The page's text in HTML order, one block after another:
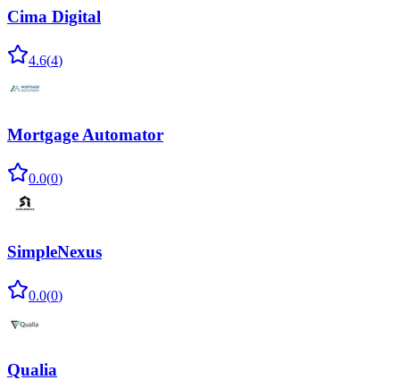
Cima Digital
4.6(4)
Mortgage Automator
0.0(0)
SimpleNexus
0.0(0)
Qualia